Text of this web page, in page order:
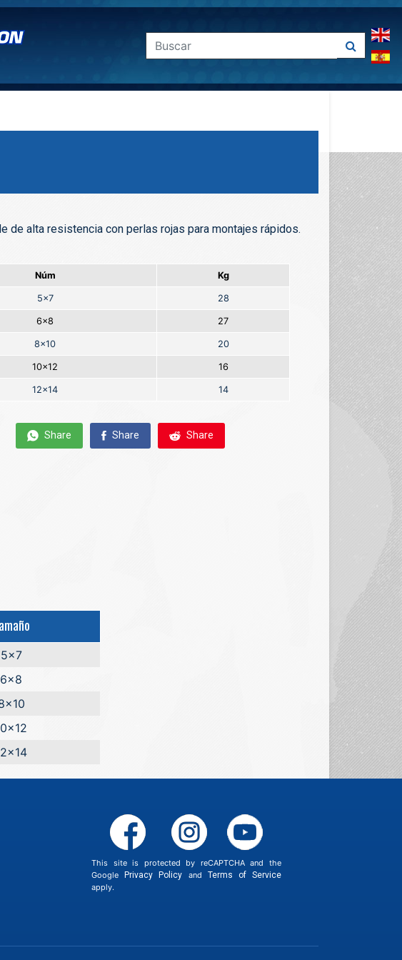
de alta resistencia con perlas rojas para montajes rápidos.
Núm Kg
5x7 28
6x8 27
8x10 20
10x12 16
12x14 14
Share Share Share
5x7
6x8
This site is protected by reCAPTCHA and the
Google
Privacy Policy and Terms of Service
apply.